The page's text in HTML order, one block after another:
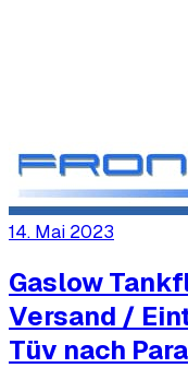
14. Mai 2023
Gaslow
Versand /
Tüv nach